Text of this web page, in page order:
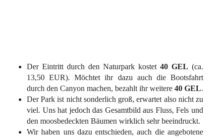
Der Eintritt durch den Naturpark kostet 40 GEL (ca.
13,50 EUR). Möchtet ihr dazu auch die Bootsfahrt
durch den Canyon machen, bezahlt ihr weitere 40 GEL.
Der Park ist nicht sonderlich groß, erwartet also nicht zu
viel. Uns hat jedoch das Gesamtbild aus Fluss, Fels und
den moosbedeckten Bäumen wirklich sehr beeindruckt.
Wir haben uns dazu entschieden, auch die angebotene